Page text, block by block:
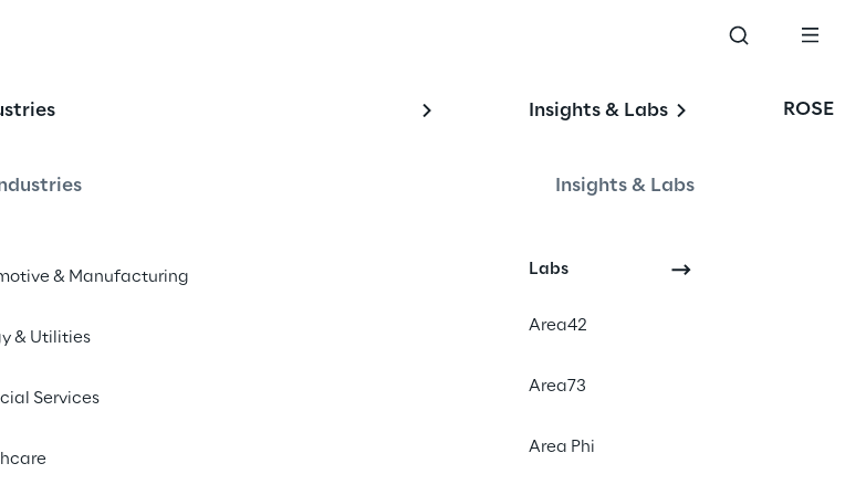
& Manufacturing
& Utilities
Services
Insights & Labs
Insights & Labs
Labs
Area42
Area73
Area Phi
ROSE
of